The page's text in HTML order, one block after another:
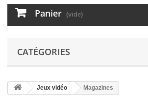
Panier (vide)
CATÉGORIES
Jeux vidéo Magazines